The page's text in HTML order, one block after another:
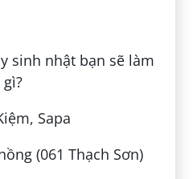
Sapa
(061 Thạch Sơn)